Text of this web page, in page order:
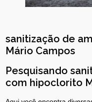
sanitização de
Mário Campos
Pesquisando
com hipoclorito